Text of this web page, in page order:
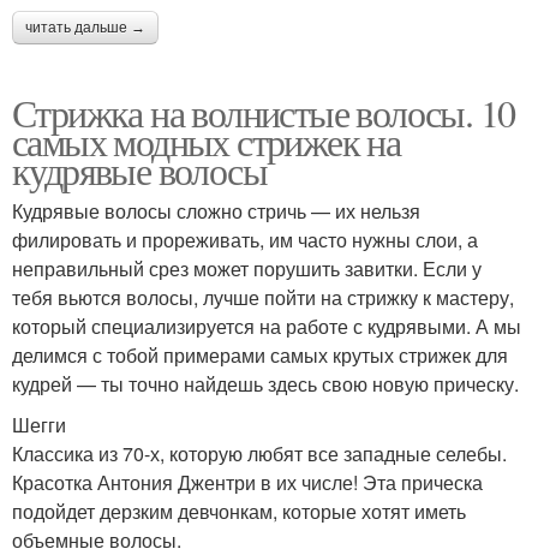
читать дальше →
Стрижка на волнистые волосы. 10
самых модных стрижек на
кудрявые волосы
Кудрявые волосы сложно стричь — их нельзя
филировать и прореживать, им часто нужны слои, а
неправильный срез может порушить завитки. Если у
тебя вьются волосы, лучше пойти на стрижку к мастеру,
который специализируется на работе с кудрявыми. А мы
делимся с тобой примерами самых крутых стрижек для
кудрей — ты точно найдешь здесь свою новую прическу.
Шегги
Классика из 70-х, которую любят все западные селебы.
Красотка Антония Джентри в их числе! Эта прическа
подойдет дерзким девчонкам, которые хотят иметь
объемные волосы.